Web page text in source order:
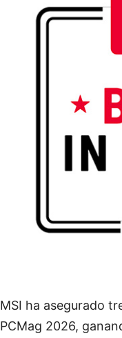
MSI ha asegurado
PCMag 2026,